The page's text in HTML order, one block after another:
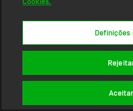
Definições